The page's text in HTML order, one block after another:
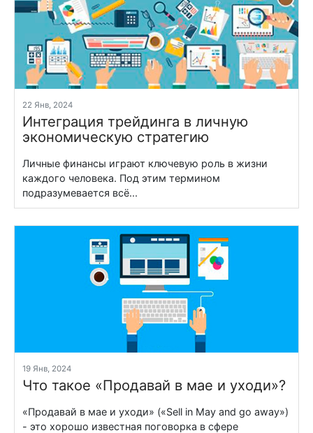
22 Янв, 2024
Интеграция трейдинга в личную
экономическую стратегию
Личные финансы играют ключевую роль в жизни
каждого человека. Под этим термином
подразумевается всё...
19 Янв, 2024
Что такое «Продавай в мае и уходи»?
«Продавай в мае и уходи» («Sell in May and go away»)
- это хорошо известная поговорка в сфере